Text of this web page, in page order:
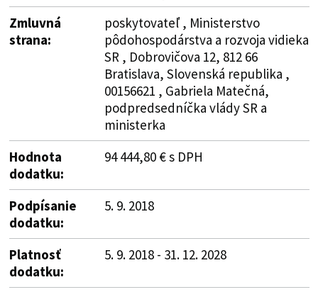
Zmluvná
strana:
poskytovateľ , Ministerstvo
pôdohospodárstva a rozvoja vidieka
SR , Dobrovičova 12, 812 66
Bratislava, Slovenská republika ,
00156621 , Gabriela Matečná,
podpredsedníčka vlády SR a
ministerka
Hodnota
dodatku:
94 444,80 € s DPH
Podpísanie
dodatku:
5. 9. 2018
Platnosť
dodatku:
5. 9. 2018 - 31. 12. 2028